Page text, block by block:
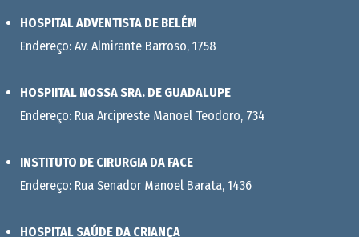
HOSPITAL ADVENTISTA DE BELÉM
Endereço: Av. Almirante Barroso, 1758
HOSPIITAL NOSSA SRA. DE GUADALUPE
Endereço: Rua Arcipreste Manoel Teodoro, 734
INSTITUTO DE CIRURGIA DA FACE
Endereço: Rua Senador Manoel Barata, 1436
HOSPITAL SAÚDE DA CRIANÇA